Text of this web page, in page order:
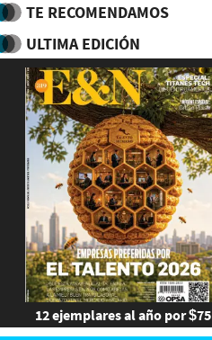
TE RECOMENDAMOS
ULTIMA EDICIÓN
12 ejemplares al año por $75